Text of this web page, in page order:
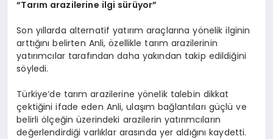
“Tarım arazilerine ilgi sürüyor”
Son yıllarda alternatif yatırım araçlarına yönelik ilginin
arttığını belirten Anli, özellikle tarım arazilerinin
yatırımcılar tarafından daha yakından takip edildiğini
söyledi.
Türkiye’de tarım arazilerine yönelik talebin dikkat
çektiğini ifade eden Anli, ulaşım bağlantıları güçlü ve
belirli ölçeğin üzerindeki arazilerin yatırımcıların
değerlendirdiği varlıklar arasında yer aldığını kaydetti.